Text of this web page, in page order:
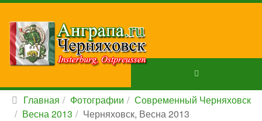
Главная Фотографии
Современный Черняховск
Весна 2013
Черняховск, Весна 2013